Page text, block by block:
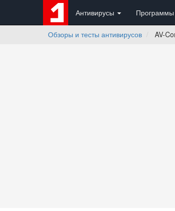
Антивирусы Программы
Обзоры и тесты антивирусов AV-